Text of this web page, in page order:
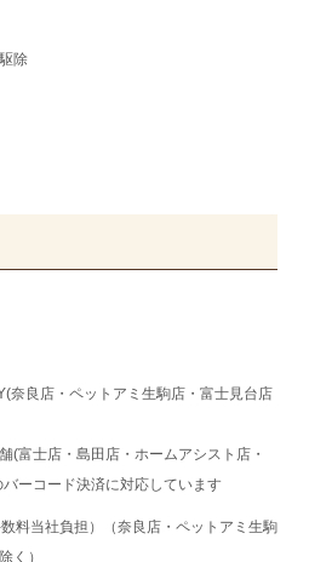
除
奈良店・ペットアミ生駒店・富士見台店
(富士店・島田店・ホームアシスト店・
ーコード決済に対応しています
料当社負担）（奈良店・ペットアミ生駒
く）